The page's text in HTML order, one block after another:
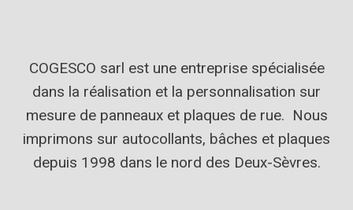
COGESCO sarl est une entreprise spécialisée
dans la réalisation et la personnalisation sur
mesure de panneaux et plaques de rue. Nous
imprimons sur autocollants, bâches et plaques
depuis 1998 dans le nord des Deux-Sèvres.